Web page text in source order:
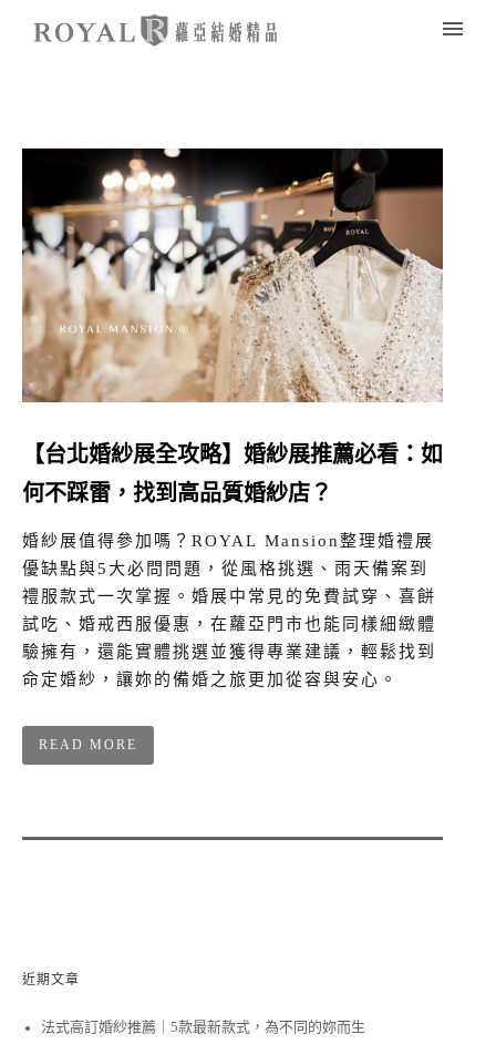
【台北婚紗展全攻略】婚紗展推薦必看：如
何不踩雷，找到高品質婚紗店？
婚紗展值得參加嗎？ROYAL Mansion整理婚禮展
優缺點與5大必問問題，從風格挑選、雨天備案到
禮服款式一次掌握。婚展中常見的免費試穿、喜餅
試吃、婚戒西服優惠，在蘿亞門市也能同樣細緻體
驗擁有，還能實體挑選並獲得專業建議，輕鬆找到
命定婚紗，讓妳的備婚之旅更加從容與安心。
READ MORE
近期文章
法式高訂婚紗推薦｜5款最新款式，為不同的妳而生